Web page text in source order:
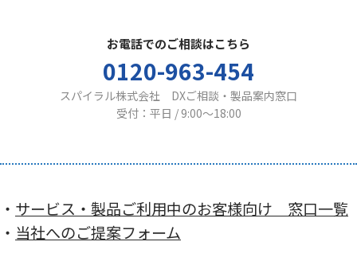
お電話でのご相談はこちら
0120-963-454
スパイラル株式会社 DXご相談・製品案内窓口
受付：平日 / 9:00〜18:00
・ サービス・製品ご利用中のお客様向け 窓口一覧
・ 当社へのご提案フォーム